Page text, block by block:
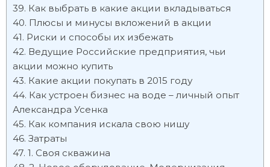
Как выбрать в какие акции вкладываться
Плюсы и минусы вкложений в акции
Риски и способы их избежать
Ведущие Российские предприятия, чьи
акции можно купить
Какие акции покупать в 2015 году
Как устроен бизнес на воде – личный опыт
Александра Усенка
Как компания искала свою нишу
Затраты
1. Своя скважина